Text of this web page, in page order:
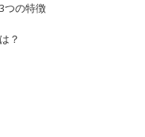
つの特徴
？